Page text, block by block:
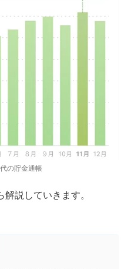
の貯金通帳
説していきます。